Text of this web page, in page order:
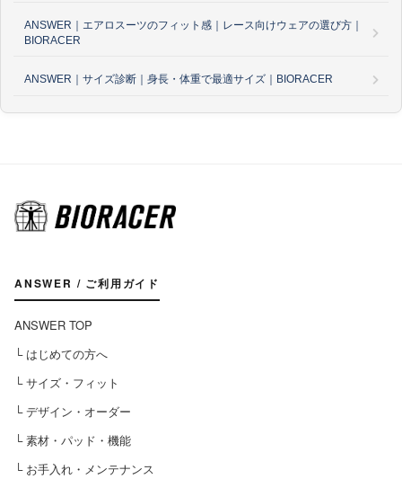
ANSWER｜エアロスーツのフィット感｜レース向けウェアの選び方｜
BIORACER
ANSWER｜サイズ診断｜身長・体重で最適サイズ｜BIORACER
ANSWER / ご利用ガイド
ANSWER TOP
└ はじめての方へ
└ サイズ・フィット
└ デザイン・オーダー
└ 素材・パッド・機能
└ お手入れ・メンテナンス